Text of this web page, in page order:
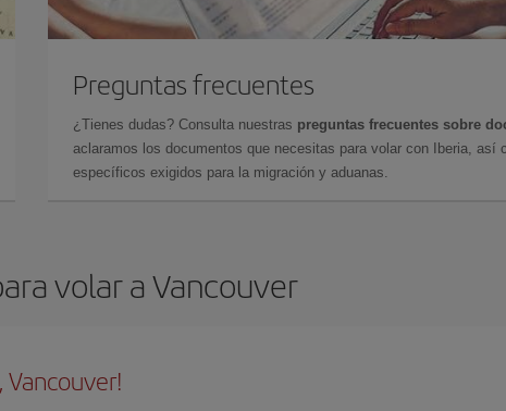
Preguntas frecuentes
¿Tienes dudas? Consulta nuestras preguntas frecuentes sobre
aclaramos los documentos que necesitas para volar con Iberia, así
específicos exigidos para la migración y aduanas.
volar a Vancouver
Vancouver!